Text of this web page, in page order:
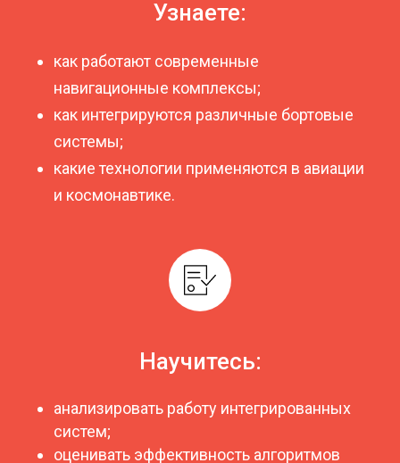
Узнаете:
как работают современные
навигационные комплексы;
как интегрируются различные бортовые
системы;
какие технологии применяются в авиации
и космонавтике.
Научитесь:
анализировать работу интегрированных
систем;
оценивать эффективность алгоритмов